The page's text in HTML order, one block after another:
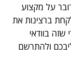
על מקצוע
ברצינות את
בוודאי
ולהתרשם